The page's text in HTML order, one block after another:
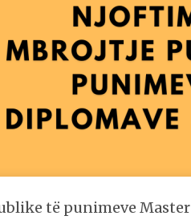
të punimeve Master